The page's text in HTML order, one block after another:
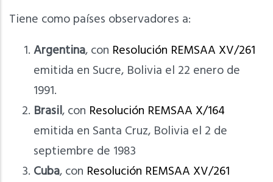
Tiene como países observadores a:
Argentina, con Resolución REMSAA XV/261
emitida en Sucre, Bolivia el 22 enero de
1991.
Brasil, con Resolución REMSAA X/164
emitida en Santa Cruz, Bolivia el 2 de
septiembre de 1983
Cuba, con Resolución REMSAA XV/261